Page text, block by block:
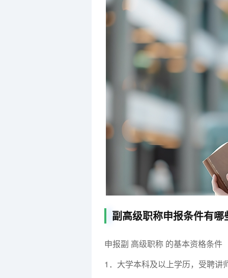
副高级职称申报条件有哪
申报副 高级职称 的基本资格条件
1．大学本科及以上学历，受聘讲